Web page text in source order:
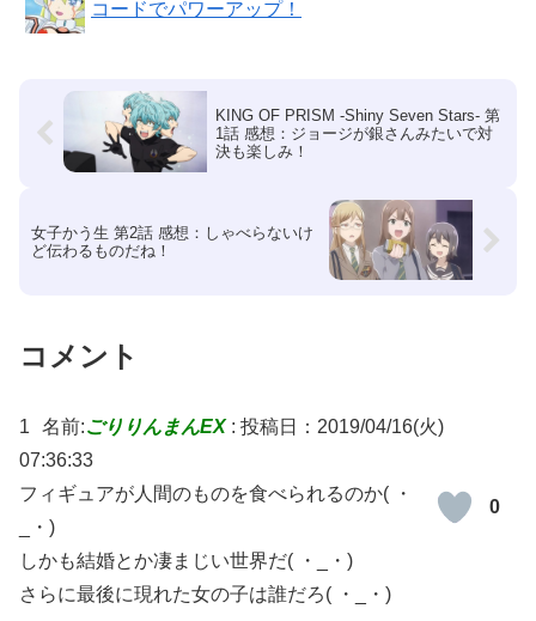
コードでパワーアップ！
KING OF PRISM -Shiny Seven Stars- 第
1話 感想：ジョージが銀さんみたいで対
決も楽しみ！
女子かう生 第2話 感想：しゃべらないけ
ど伝わるものだね！
コメント
1 名前:ごりりんまんEX: 投稿日：2019/04/16(火)
07:36:33
0
フィギュアが人間のものを食べられるのか( ・
_・)
しかも結婚とか凄まじい世界だ( ・_・)
さらに最後に現れた女の子は誰だろ( ・_・)